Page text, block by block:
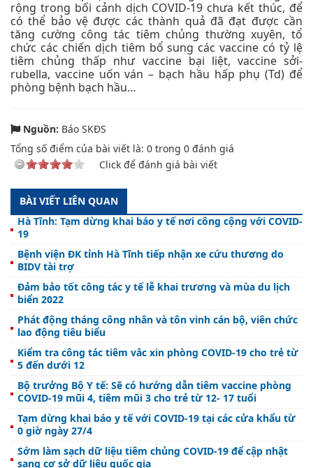
rộng trong bối cảnh dịch COVID-19 chưa kết thúc, để
có thể bảo vệ được các thành quả đã đạt được cần
tăng cường công tác tiêm chủng thường xuyên, tổ
chức các chiến dịch tiêm bổ sung các vaccine có tỷ lệ
tiêm chủng thấp như vaccine bại liệt, vaccine sởi-
rubella, vaccine uốn ván – bạch hầu hấp phụ (Td) để
phòng bệnh bạch hầu…
Nguồn: Báo SKĐS
Tổng số điểm của bài viết là: 0 trong 0 đánh giá
Click để đánh giá bài viết
BÀI VIẾT LIÊN QUAN
Hà Tĩnh: Tạm dừng khai báo y tế nơi công cộng với COVID-
19
Bệnh viện ĐK tỉnh Hà Tĩnh tiếp nhận xe cứu thương do
BIDV tài trợ
Đảm bảo tốt công tác y tế lễ khai trương và mùa du lịch
biển 2022
Phát động tháng công nhân và tôn vinh cán bộ, viên chức
lao động tiêu biểu
Kiểm tra công tác tiêm vắc xin phòng COVID-19 cho trẻ từ
5 đến dưới 12
Bộ trưởng Bộ Y tế: Sẽ có hướng dẫn tiêm vaccine phòng
COVID-19 mũi 4, tiêm mũi 3 cho trẻ từ 12- 17 tuổi
Tạm dừng khai báo y tế với COVID-19 tại các cửa khẩu từ
0 giờ ngày 27/4
Sớm làm sạch dữ liệu tiêm chủng COVID-19 để cập nhật
sang cơ sở dữ liệu quốc gia